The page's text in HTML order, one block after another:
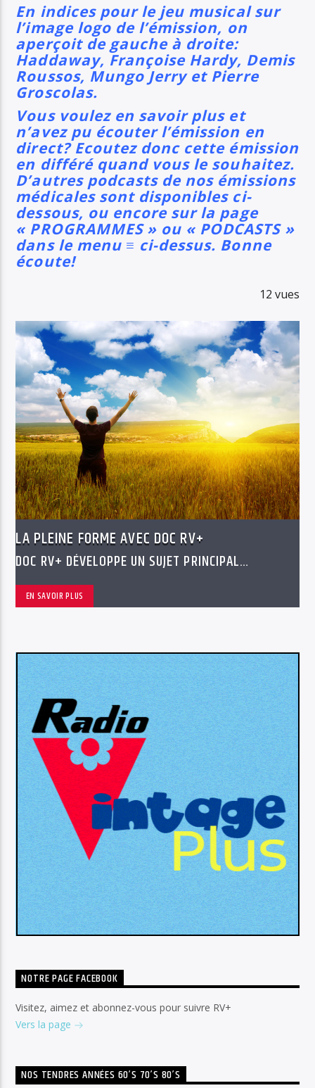
En indices pour le jeu musical sur
l’image logo de l’émission, on
aperçoit de gauche à droite:
Haddaway, Françoise Hardy, Demis
Roussos, Mungo Jerry et Pierre
Groscolas.
Vous voulez en savoir plus et
n’avez pu écouter l’émission en
direct? Ecoutez donc cette émission
en différé quand vous le souhaitez.
D’autres podcasts de nos émissions
médicales sont disponibles ci-
dessous, ou encore sur la page
« PROGRAMMES » ou « PODCASTS »
dans le menu ≡ ci-dessus. Bonne
écoute!
12 vues
LA PLEINE FORME AVEC DOC RV+
DOC RV+ DÉVELOPPE UN SUJET PRINCIPAL
AUDITEURS
EN SAVOIR PLUS
NOTRE PAGE FACEBOOK
Visitez, aimez et abonnez-vous pour suivre RV+
Vers la page
NOS TENDRES ANNÉES 60’S 70’S 80’S